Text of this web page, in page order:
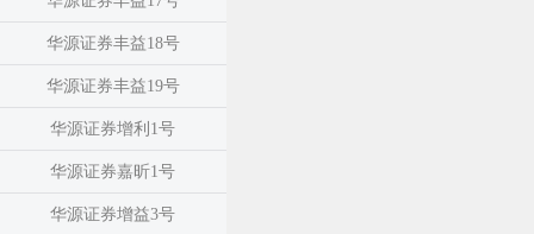
华源证券丰益18号
华源证券丰益19号
华源证券增利1号
华源证券嘉昕1号
华源证券增益3号